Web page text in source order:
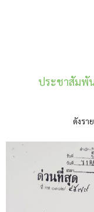
ประชาสัมพั
ดังรา